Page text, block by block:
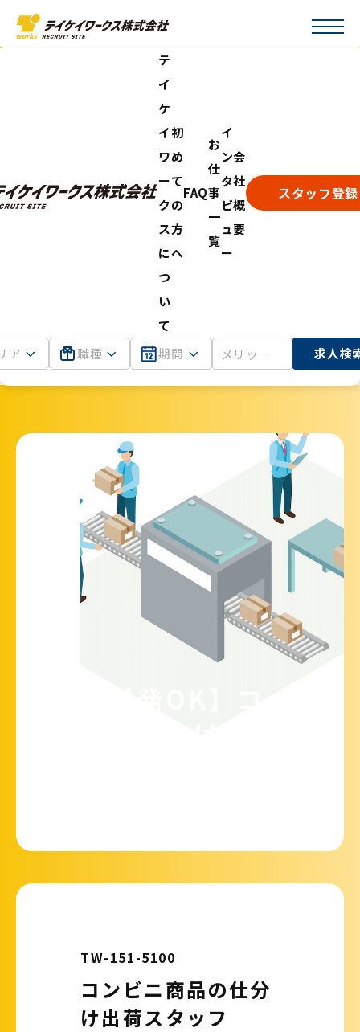
テ
イ
ケ
イ
ワ
ー
ク
ス
に
つ
い
て
初
め
て
の
方
へ
FAQ
お
仕
事
一
覧
イ
ン
タ
ビ
ュ
ー
会
社
概
要
スタッフ登録
ア 職種 期間 求人検
TW-151-5100
コンビニ商品の仕分
け出荷スタッフ